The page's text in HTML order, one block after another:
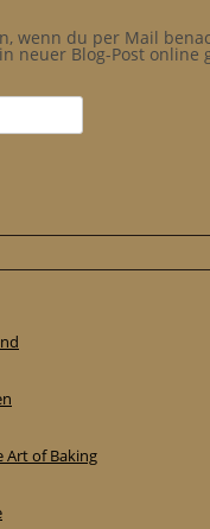
wenn du per Mail
neuer Blog-Post online
Art of Baking